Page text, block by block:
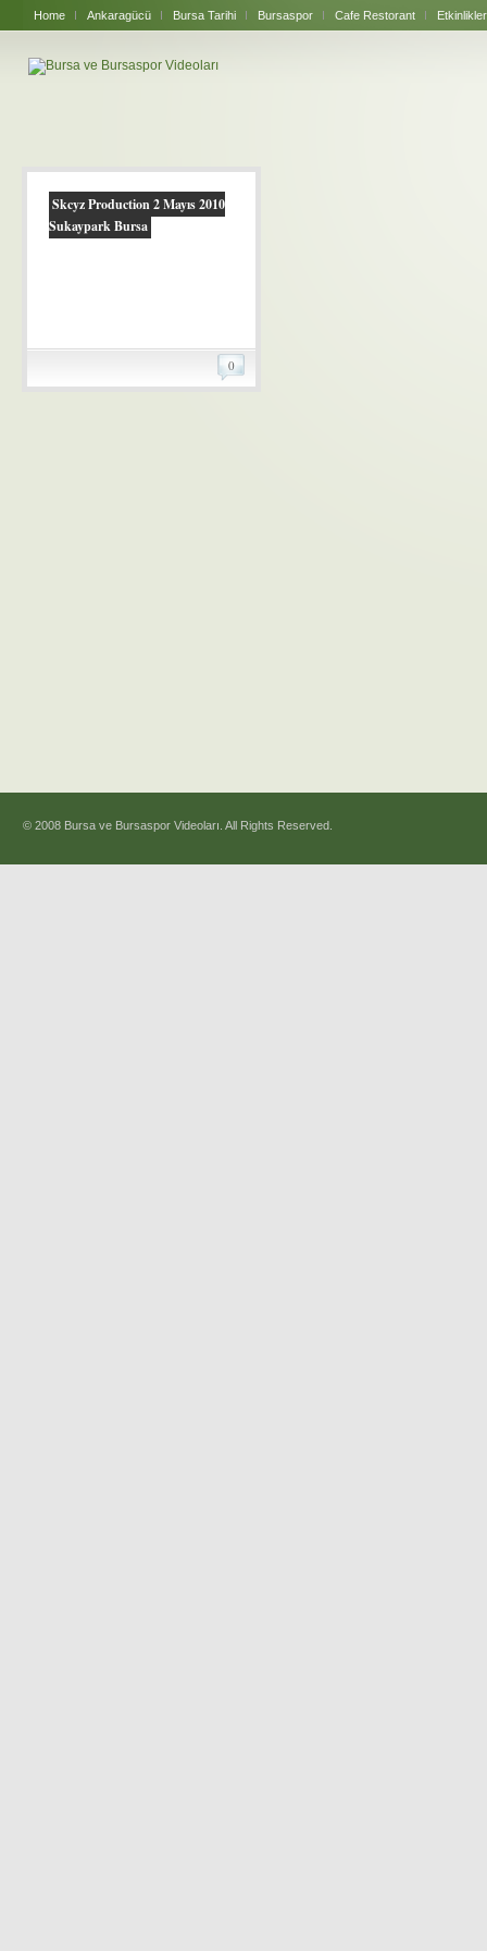
Home Ankaragücü Bursa Tarihi Bursaspor Cafe Restorant Etkinlikler
Skcyz Production 2 Mayıs 2010
Sukaypark Bursa
0
© 2008 Bursa ve Bursaspor Videoları. All Rights Reserved.